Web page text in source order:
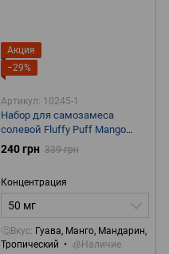
Акция
−29%
Артикул: 10245-1
Набор для самозамеса
солевой Fluffy Puff Mango
Tango Ice 30 ml 50 mg
240 грн 339 грн
Концентрация
50 мг
🤔Вкус Гуава, Манго, Мандарин,
Тропический
🧊Наличие